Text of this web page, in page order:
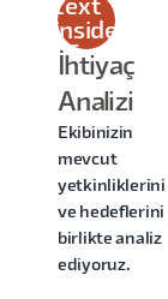
text
inside
of a
div
block.
İhtiyaç
Analizi
Ekibinizin
mevcut
yetkinliklerini
ve hedeflerini
birlikte analiz
ediyoruz.